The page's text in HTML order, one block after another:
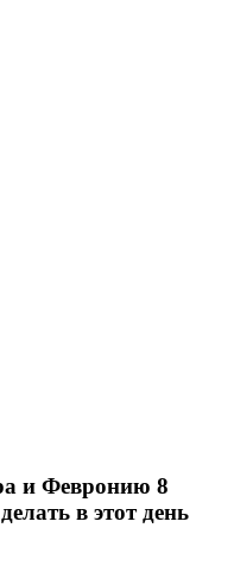
и Февронию 8
в этот день